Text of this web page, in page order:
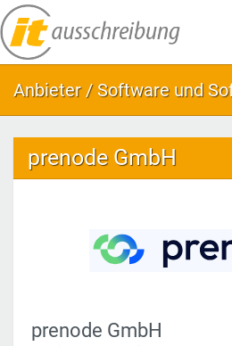
Anbieter / Software und
prenode GmbH
prenode GmbH